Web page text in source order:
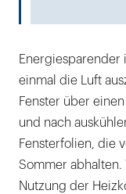
Energiesparender
einmal die Luft
Fenster über
und nach
Fensterfolien, die
Sommer
Nutzung der